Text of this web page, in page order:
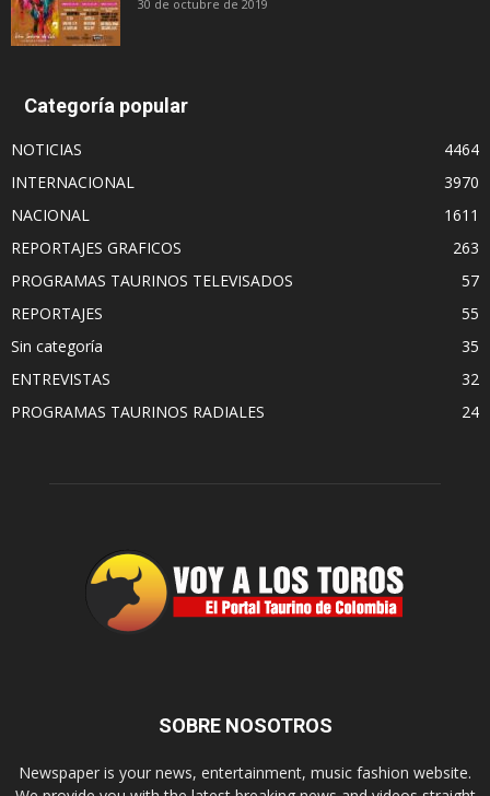
30 de octubre de 2019
Categoría popular
NOTICIAS
4464
INTERNACIONAL
3970
NACIONAL
1611
REPORTAJES GRAFICOS
263
PROGRAMAS TAURINOS TELEVISADOS
57
REPORTAJES
55
Sin categoría
35
ENTREVISTAS
32
PROGRAMAS TAURINOS RADIALES
24
SOBRE NOSOTROS
Newspaper is your news, entertainment, music fashion website.